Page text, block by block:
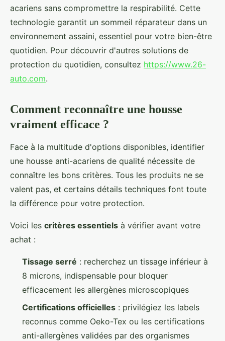
acariens sans compromettre la respirabilité. Cette
technologie garantit un sommeil réparateur dans un
environnement assaini, essentiel pour votre bien-être
quotidien. Pour découvrir d'autres solutions de
protection du quotidien, consultez https://www.26-
auto.com.
Comment reconnaître une housse
vraiment efficace ?
Face à la multitude d'options disponibles, identifier
une housse anti-acariens de qualité nécessite de
connaître les bons critères. Tous les produits ne se
valent pas, et certains détails techniques font toute
la différence pour votre protection.
Voici les critères essentiels à vérifier avant votre
achat :
Tissage serré : recherchez un tissage inférieur à
8 microns, indispensable pour bloquer
efficacement les allergènes microscopiques
Certifications officielles : privilégiez les labels
reconnus comme Oeko-Tex ou les certifications
anti-allergènes validées par des organismes